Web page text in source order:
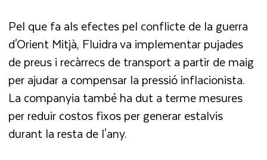
Pel que fa als efectes pel conflicte de la guerra
d'Orient Mitjà, Fluidra va implementar pujades
de preus i recàrrecs de transport a partir de maig
per ajudar a compensar la pressió inflacionista.
La companyia també ha dut a terme mesures
per reduir costos fixos per generar estalvis
durant la resta de l'any.